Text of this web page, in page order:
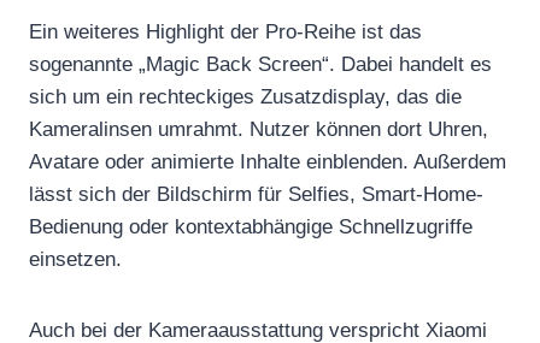
Ein weiteres Highlight der Pro-Reihe ist das
sogenannte „Magic Back Screen“. Dabei handelt es
sich um ein rechteckiges Zusatzdisplay, das die
Kameralinsen umrahmt. Nutzer können dort Uhren,
Avatare oder animierte Inhalte einblenden. Außerdem
lässt sich der Bildschirm für Selfies, Smart-Home-
Bedienung oder kontextabhängige Schnellzugriffe
einsetzen.
Auch bei der Kameraausstattung verspricht Xiaomi